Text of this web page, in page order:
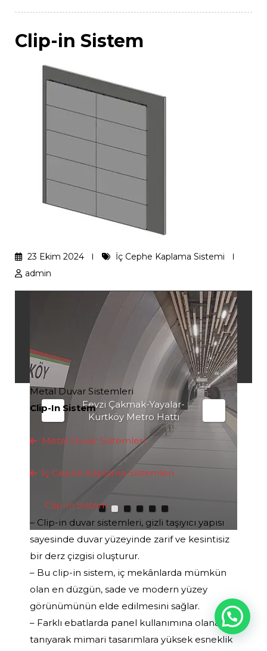
Clip-in Sistem
23 Ekim 2024
İç Cephe Kaplama Sistemi
admin
Fevzi Çakmak-Yayalar-
Kurtköy Metro Hattı
Metal Duvar Sistemleri
Clip-In Sistem
Metal Duvar Sistemleri
İç Cephe Kaplama Sistemleri
Clip-in Sistem
– Clip-in duvar sistemleri, gizli taşıyıcı yapısı
sayesinde duvar yüzeyinde zarif ve kesintisiz
bir derz çizgisi oluşturur.
– Bu clip-in sistem, iç mekânlarda mümkün
olan en düzgün, sade ve modern yüzey
görünümünün elde edilmesini sağlar.
– Farklı ebatlarda panel kullanımına olanak
tanıyarak mimari tasarımlara yüksek esneklik